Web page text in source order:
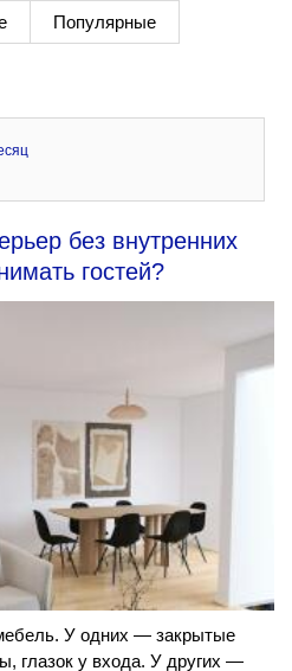
Популярные
без внутренних
гостей?
У одних — закрытые
глазок у входа. У других —